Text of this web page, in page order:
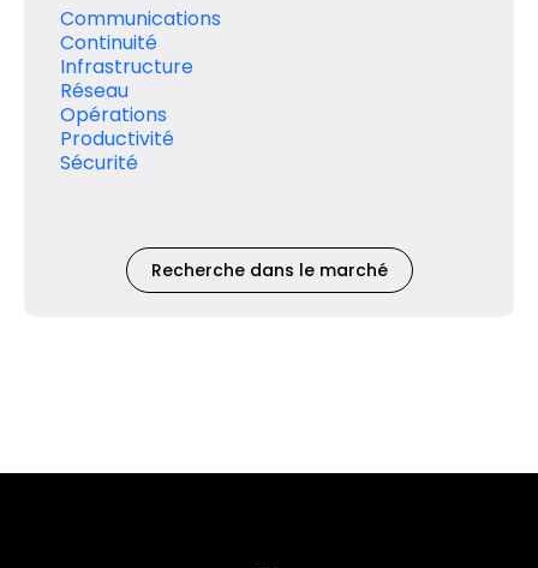
Communications
Continuité
Infrastructure
Réseau
Opérations
Productivité
Sécurité
Recherche dans le marché